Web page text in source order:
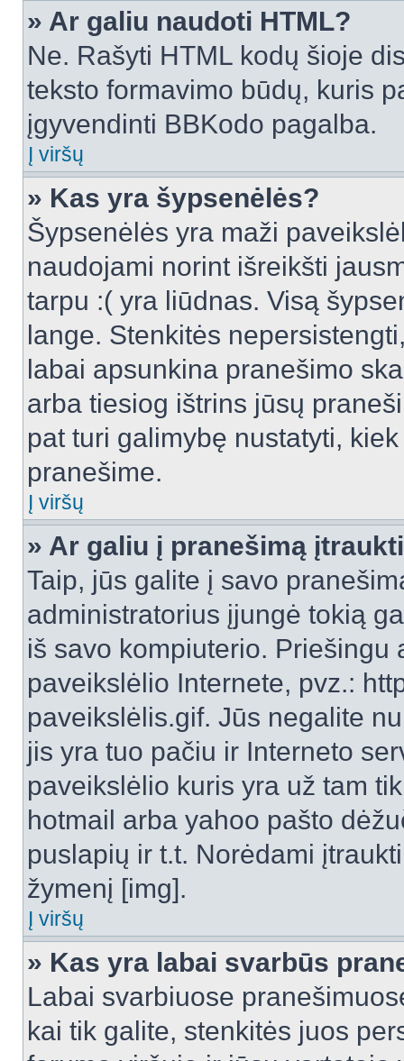
» Ar galiu naudoti HTML?
Ne. Rašyti HTML kodų šioje
teksto formavimo būdų, kuris
įgyvendinti BBKodo pagalba.
Į viršų
» Kas yra šypsenėlės?
Šypsenėlės yra maži
naudojami norint išreikšti
tarpu :( yra liūdnas. Visą
lange. Stenkitės
labai apsunkina pranešimo
arba tiesiog ištrins jūsų
pat turi galimybę nustatyti,
pranešime.
Į viršų
» Ar galiu į pranešimą
Taip, jūs galite į savo
administratorius įjungė tokią
iš savo kompiuterio.
paveikslėlio Internete, pvz.:
paveikslėlis.gif. Jūs negalite
jis yra tuo pačiu ir Interneto
paveikslėlio kuris yra už tam
hotmail arba yahoo pašto
puslapių ir t.t. Norėdami
žymenį [img].
Į viršų
» Kas yra labai svarbūs
Labai svarbiuose
kai tik galite, stenkitės juos